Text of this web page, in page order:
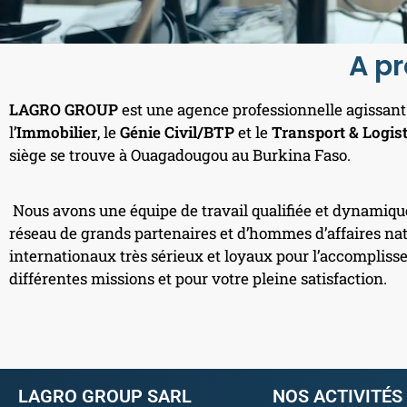
A
LAGRO GROUPest une agence professionnelle
l’Immobilier, leGénie Civil/BTPet leTransport &
siège se trouve à Ouagadougou au Burkina Faso.
Nous avons une équipe de travail qualifiée et
réseau de grands partenaires et d’hommes d’affaires
internationaux très sérieux et loyaux pour
différentes missions et pour votre pleine satisfaction.
LAGRO GROUP SARL NOS ACTIVITÉS